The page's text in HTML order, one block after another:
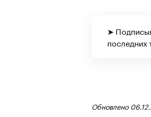
➤
последних
Обновлено